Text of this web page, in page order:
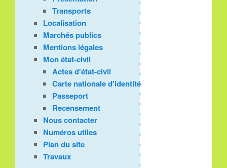
Transports
Localisation
Marchés publics
Mentions légales
Mon état-civil
Actes d'état-civil
Carte nationale d'identité
Passeport
Recensement
Nous contacter
Numéros utiles
Plan du site
Travaux